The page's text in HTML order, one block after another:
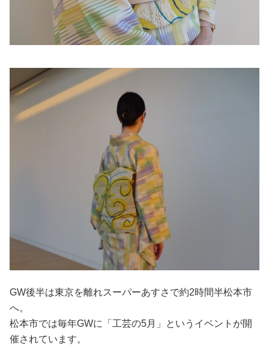
GW後半は東京を離れスーパーあすさで約2時間半松本市
へ。
松本市では毎年GWに「工芸の5月」というイベントが開
催されています。